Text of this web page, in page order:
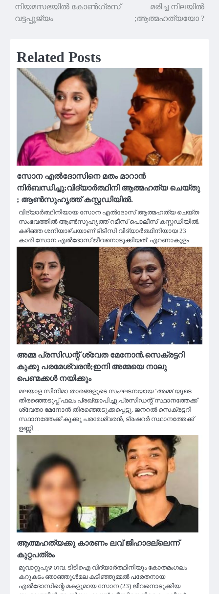
നിയമസഭയിൽ കോൺഗ്രസ്
വട്ടപ്പൂജ്യം
മരിച്ച നിലയിൽ
;ആത്മഹത്യയോ ?
Related Posts
സോന എല്‍ദോസിനെ മതം മാറാന്‍
നിര്‍ബന്ധിച്ചു;വിദ്യാര്‍ത്ഥിനി ആത്മഹത്യ ചെയ്‌തു
; ആണ്‍സുഹൃത്ത് കസ്റ്റഡിയില്‍.
വിദ്യാര്‍ത്ഥിനിയായ സോന എല്‍ദോസ് ആത്മഹത്യ ചെയ്ത
സംഭവത്തില്‍ ആണ്‍സുഹൃത്ത് റമീസ് പൊലീസ് കസ്റ്റഡിയില്‍.
കഴിഞ്ഞ ശനിയാഴ്ചയാണ് ടിടിസി വിദ്യാര്‍ത്ഥിനിയായ 23
കാരി സോന എല്‍ദോസ് ജീവനൊടുക്കിയത്. എറണാകുളം…
അമ്മ പ്രസിഡന്റ് ശ്വേത മേനോൻ.സെക്രട്ടറി
കുക്കു പരമേശ്വരൻ;ഇനി അമ്മയെ നാലു
പെണ്മക്കൾ നയിക്കും
മലയാള സിനിമാ താരങ്ങളുടെ സംഘടനയായ ‘അമ്മ’യുടെ
തിരഞ്ഞെടുപ്പ് ഫലം പ്രഖ്യാപിച്ചു.പ്രസിഡന്റ് സ്ഥാനത്തേക്ക്
ശ്വേതാ മേനോൻ തിരഞ്ഞെടുക്കപ്പെട്ടു. ജനറൽ സെക്രട്ടറി
സ്ഥാനത്തേക്ക് കുക്കു പരമേശ്വരൻ, ട്രഷറർ സ്ഥാനത്തേക്ക്
ഉണ്ണി…
ആത്മഹത്യക്കു കാരണം ലവ് ജിഹാദല്ലെന്ന്
കുറ്റപത്രം
മൂവാറ്റുപുഴ ഗവ. ടിടിഐ വിദ്യാർത്ഥിനിയും കോതമംഗലം
കറുകടം ഞാഞ്ഞൂൾമല കടിഞ്ഞുമ്മൽ പരേതനായ
എൽദോസിന്റെ മകളുമായ സോന (23) ജീവനൊടുക്കിയ